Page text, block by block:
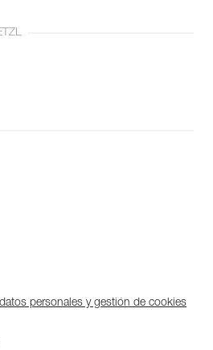
personales y gestión de cookies